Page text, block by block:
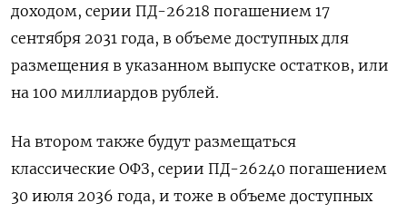
доходом, серии ПД-26218 погашением 17
сентября 2031 года, в объеме доступных для
размещения в указанном выпуске остатков, или
на 100 миллиардов рублей.
На втором также будут размещаться
классические ОФЗ, серии ПД-26240 погашением
30 июля 2036 года, и тоже в объеме доступных